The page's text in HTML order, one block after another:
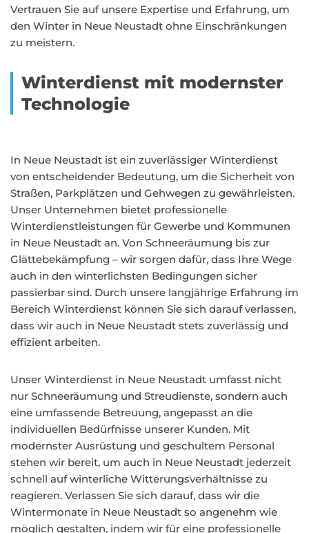
Vertrauen Sie auf unsere Expertise und Erfahrung, um
den Winter in Neue Neustadt ohne Einschränkungen
zu meistern.
Winterdienst mit modernster
Technologie
In Neue Neustadt ist ein zuverlässiger Winterdienst
von entscheidender Bedeutung, um die Sicherheit von
Straßen, Parkplätzen und Gehwegen zu gewährleisten.
Unser Unternehmen bietet professionelle
Winterdienstleistungen für Gewerbe und Kommunen
in Neue Neustadt an. Von Schneeräumung bis zur
Glättebekämpfung – wir sorgen dafür, dass Ihre Wege
auch in den winterlichsten Bedingungen sicher
passierbar sind. Durch unsere langjährige Erfahrung im
Bereich Winterdienst können Sie sich darauf verlassen,
dass wir auch in Neue Neustadt stets zuverlässig und
effizient arbeiten.
Unser Winterdienst in Neue Neustadt umfasst nicht
nur Schneeräumung und Streudienste, sondern auch
eine umfassende Betreuung, angepasst an die
individuellen Bedürfnisse unserer Kunden. Mit
modernster Ausrüstung und geschultem Personal
stehen wir bereit, um auch in Neue Neustadt jederzeit
schnell auf winterliche Witterungsverhältnisse zu
reagieren. Verlassen Sie sich darauf, dass wir die
Wintermonate in Neue Neustadt so angenehm wie
möglich gestalten, indem wir für eine professionelle